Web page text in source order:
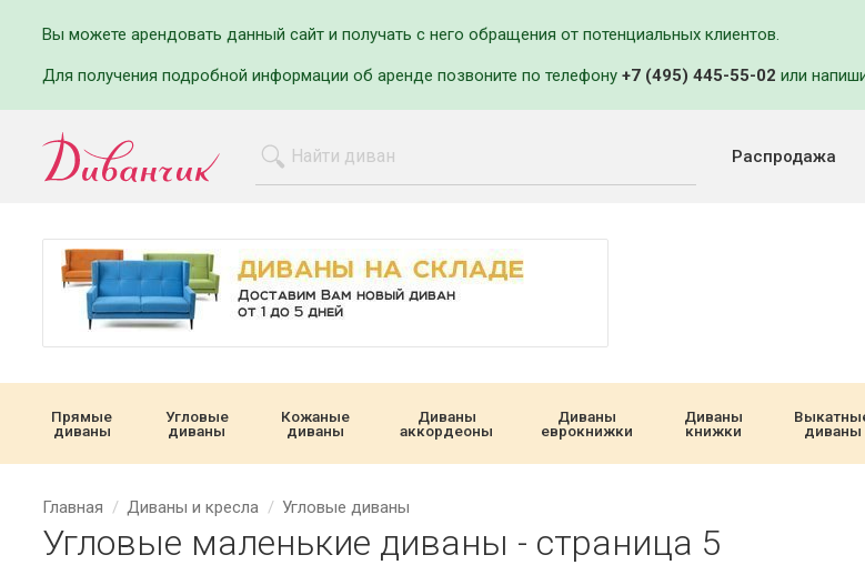
Вы можете арендовать данный сайт и получать с него обращения от потенциальных клиентов.
Для получения подробной информации об аренде позвоните по телефону +7 (495) 445-55-02 или
Распродажа
Прямые
диваны
Угловые
диваны
Кожаные
диваны
Диваны
аккордеоны
Диваны
еврокнижки
Диваны
книжки
диваны
Главная Диваны и кресла Угловые диваны
Угловые маленькие диваны - страница 5